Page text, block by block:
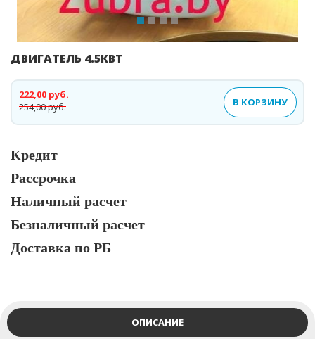
ДВИГАТЕЛЬ 4.5КВТ
254,00 руб.
222,00 руб.
В КОРЗИНУ
Кредит
Рассрочка
Наличный расчет
Безналичный расчет
Доставка по РБ
ОПИСАНИЕ